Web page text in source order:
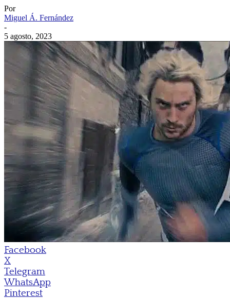
Por
Miguel Á. Fernández
-
5 agosto, 2023
Facebook
X
Telegram
WhatsApp
Pinterest